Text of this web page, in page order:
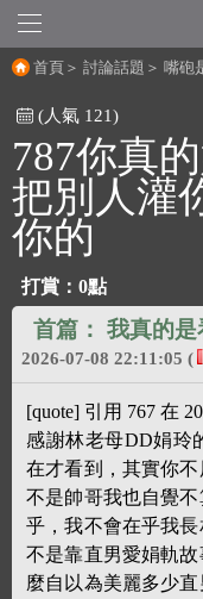
首頁 ＞ 討論話題 ＞ 嘴砲
(人氣 121)
787你真
把別人灌
你的
打賞： 0點
首篇： 我真的
2026-07-08 22:11:05 (
[quote] 引用 767 在
感謝林老母DD娟玲
在才看到，其實你
不是帥哥我也自覺
乎，我不會在乎我
不是靠直男愛娟軌
麼自以為美麗多少